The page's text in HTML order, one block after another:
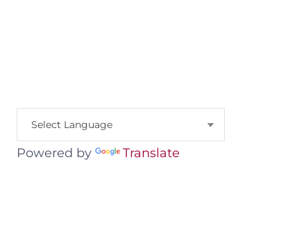
Powered by Translate